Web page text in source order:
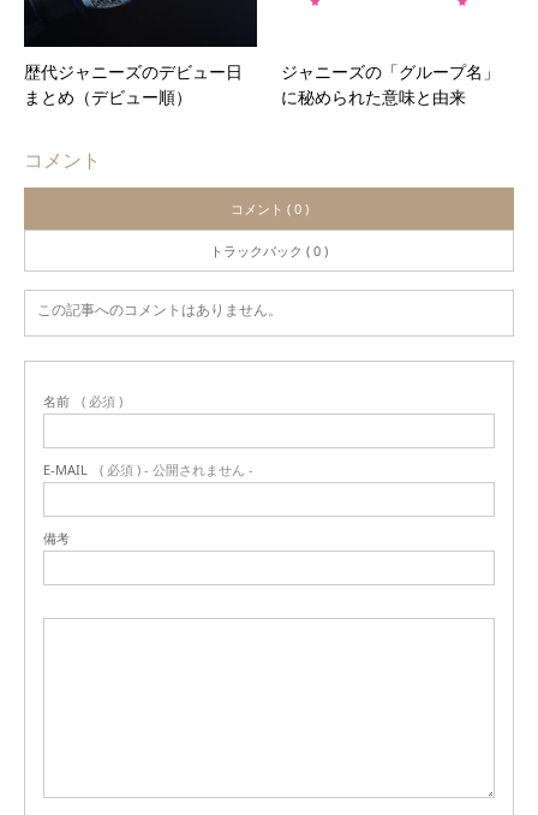
歴代ジャニーズのデビュー日
まとめ（デビュー順）
ジャニーズの「グループ名」
に秘められた意味と由来
コメント
コメント ( 0 )
トラックバック ( 0 )
この記事へのコメントはありません。
名前 ( 必須 )
E-MAIL ( 必須 ) - 公開されません -
備考